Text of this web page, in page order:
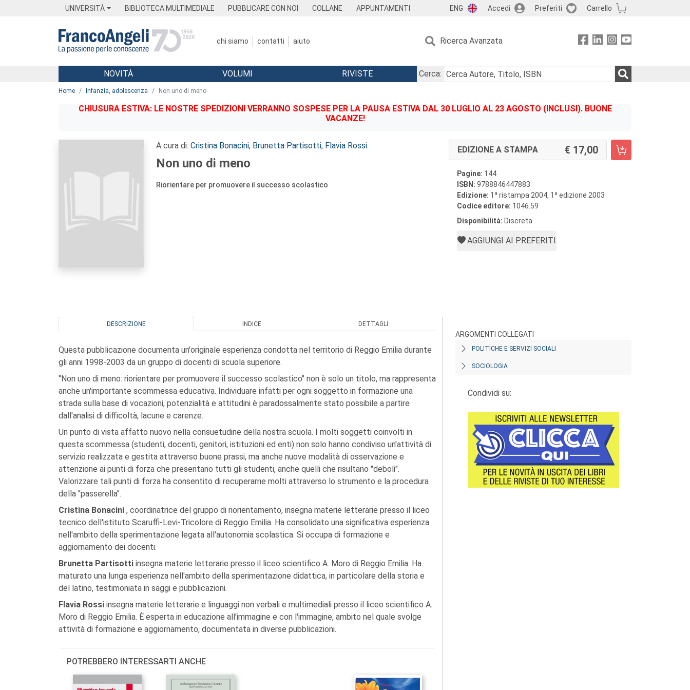
UNIVERSITÀ BIBLIOTECA MULTIMEDIALE PUBBLICARE CON NOI COLLANE APPUNTAMENTI ENG Accedi Preferiti Carrello
chi siamo contatti aiuto Ricerca Avanzata
Menu
NOVITÀ VOLUMI RIVISTE
Cerca:
Home Infanzia, adolescenza Non uno di meno
CHIUSURA ESTIVA: LE NOSTRE SPEDIZIONI VERRANNO SOSPESE PER LA PAUSA ESTIVA DAL 30 LUGLIO AL 23 AGOSTO (INCLUSI). BUONE
VACANZE!
A cura di: Cristina Bonacini, Brunetta Partisotti, Flavia Rossi
Non uno di meno
Riorientare per promuovere il successo scolastico
EDIZIONE A STAMPA 17,00
Pagine: 144
ISBN: 9788846447883
Edizione: 1 a ristampa 2004, 1 a edizione 2003
Codice editore: 1046.59
Disponibilità: Discreta
AGGIUNGI AI PREFERITI
DESCRIZIONE INDICE DETTAGLI
Questa pubblicazione documenta un'originale esperienza condotta nel territorio di Reggio Emilia durante
gli anni 1998-2003 da un gruppo di docenti di scuola superiore.
"Non uno di meno: riorientare per promuovere il successo scolastico" non è solo un titolo, ma rappresenta
anche un'importante scommessa educativa. Individuare infatti per ogni soggetto in formazione una
strada sulla base di vocazioni, potenzialità e attitudini è paradossalmente stato possibile a partire
dall'analisi di difficoltà, lacune e carenze.
Un punto di vista affatto nuovo nella consuetudine della nostra scuola. I molti soggetti coinvolti in
questa scommessa (studenti, docenti, genitori, istituzioni ed enti) non solo hanno condiviso un'attività di
servizio realizzata e gestita attraverso buone prassi, ma anche nuove modalità di osservazione e
attenzione ai punti di forza che presentano tutti gli studenti, anche quelli che risultano "deboli".
Valorizzare tali punti di forza ha consentito di recuperarne molti attraverso lo strumento e la procedura
della "passerella".
Cristina Bonacini , coordinatrice del gruppo di riorientamento, insegna materie letterarie presso il liceo
tecnico dell'istituto Scaruffi-Levi-Tricolore di Reggio Emilia. Ha consolidato una significativa esperienza
nell'ambito della sperimentazione legata all'autonomia scolastica. Si occupa di formazione e
aggiornamento dei docenti.
Brunetta Partisotti insegna materie letterarie presso il liceo scientifico A. Moro di Reggio Emilia. Ha
maturato una lunga esperienza nell'ambito della sperimentazione didattica, in particolare della storia e
del latino, testimoniata in saggi e pubblicazioni.
Flavia Rossi insegna materie letterarie e linguaggi non verbali e multimediali presso il liceo scientifico A.
Moro di Reggio Emilia. È esperta in educazione all'immagine e con l'immagine, ambito nel quale svolge
attività di formazione e aggiornamento, documentata in diverse pubblicazioni.
POTREBBERO INTERESSARTI ANCHE
ARGOMENTI COLLEGATI
POLITICHE E SERVIZI SOCIALI
SOCIOLOGIA
Condividi su: